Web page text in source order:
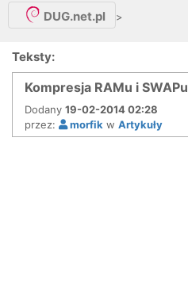
DUG.net.pl >
Teksty:
Kompresja RAMu i SWAPu
Dodany 19-02-2014 02:28
przez:
morfik w Artykuły